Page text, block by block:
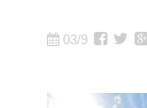
03/9